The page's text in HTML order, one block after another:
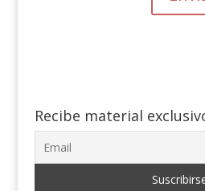
Recibe material